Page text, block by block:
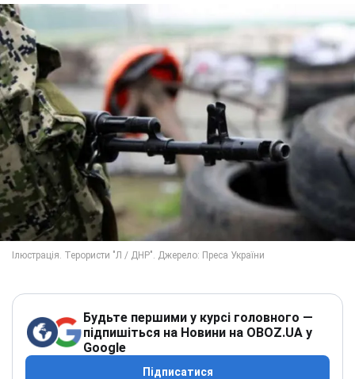
Будьте першими у курсі головного —
підпишіться на Новини на OBOZ.UA у
Google
Підписатися